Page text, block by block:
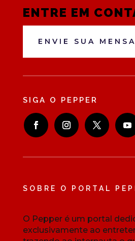
ENTRE EM
ENVIE SUA
SIGA O PEPPER
SOBRE O PORTAL
O Pepper é um portal
exclusivamente ao